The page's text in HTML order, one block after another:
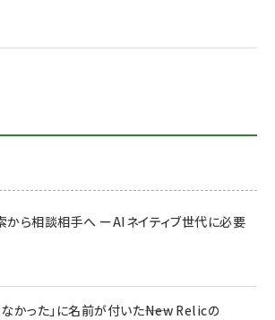
から相談相手へ ーAIネイティブ世代に必要
かった」に名前が付いた――New Relicの